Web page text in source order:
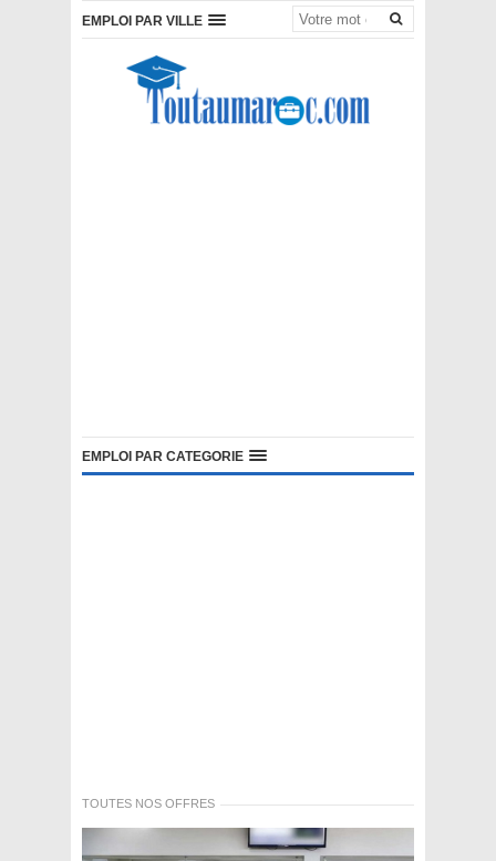
EMPLOI PAR VILLE
EMPLOI PAR CATEGORIE
TOUTES NOS OFFRES